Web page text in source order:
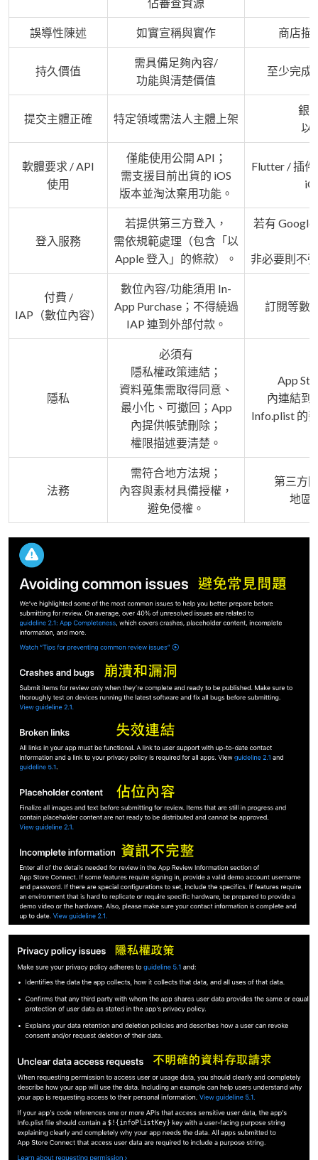
誤導性陳述 如實宣稱與實作 商店描
持久價值
需具備足夠內容/
功能與清楚價值
至少完成
提交主體正確 特定領域需法人主體上架
銀
以
軟體要求 / API
使用
僅能使用公開 API；
需支援目前出貨的 iOS
版本並淘汰棄用功能。
Flutter / 插
登入服務
若提供第三方登入，
需依規範處理（包含「以
Apple 登入」的條款）。
若有
非必要則不
付費 /
IAP（數位內容）
數位內容/功能須用 In-
App Purchase；不得繞過
IAP 連到外部付款。
訂閱等數
隱私
必須有
隱私權政策連結；
資料蒐集需取得同意、
最小化、可撤回；App
內提供帳號刪除；
權限描述要清楚。
App
內連結到
Info.plist 的
法務
需符合地方法規；
內容與素材具備授權，
避免侵權。
第三方
地區